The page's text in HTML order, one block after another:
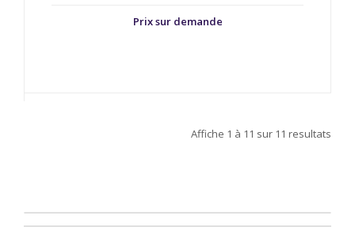
Prix sur demande
Affiche 1 à 11 sur 11 resultats